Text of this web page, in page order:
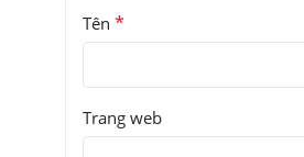
Tên *
Trang web